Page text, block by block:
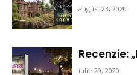
august 23, 2020
Recenzie:
iulie 29, 2020